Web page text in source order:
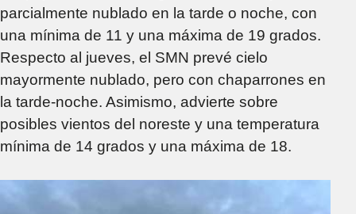
parcialmente nublado en la tarde o noche, con
una mínima de 11 y una máxima de 19 grados.
Respecto al jueves, el SMN prevé cielo
mayormente nublado, pero con chaparrones en
la tarde-noche. Asimismo, advierte sobre
posibles vientos del noreste y una temperatura
mínima de 14 grados y una máxima de 18.